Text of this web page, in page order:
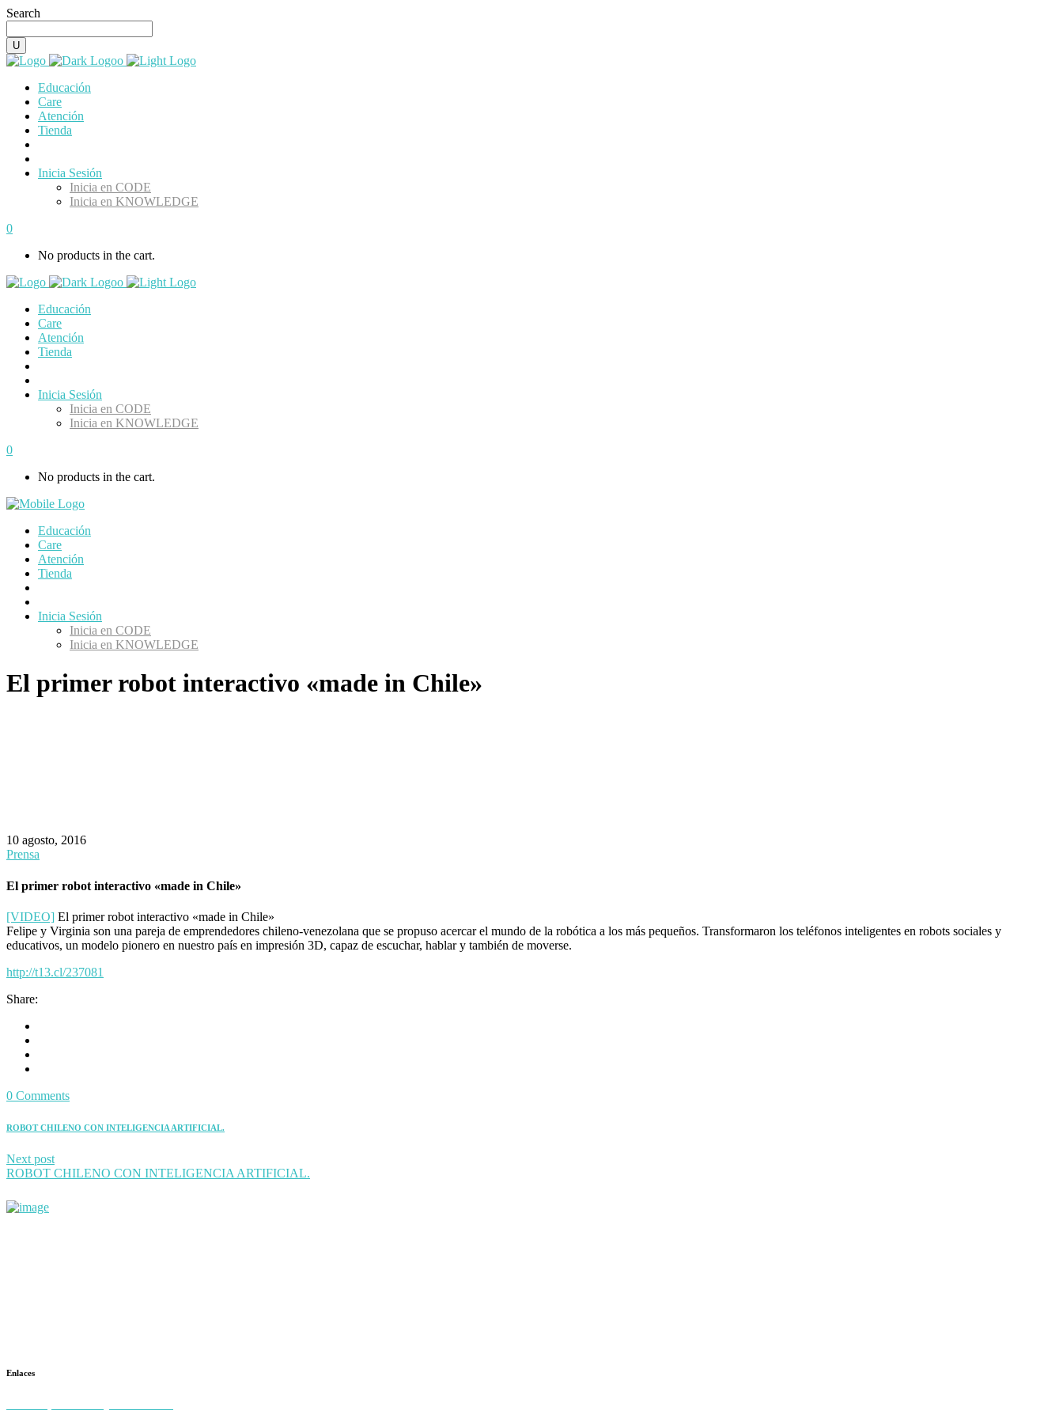
Search
Educación
Care
Atención
Tienda
Inicia Sesión
Inicia en CODE
Inicia en KNOWLEDGE
0
No products in the cart.
Educación
Care
Atención
Tienda
Inicia Sesión
Inicia en CODE
Inicia en KNOWLEDGE
0
No products in the cart.
Educación
Care
Atención
Tienda
Inicia Sesión
Inicia en CODE
Inicia en KNOWLEDGE
El primer robot interactivo «made in Chile»
10 agosto, 2016
Prensa
El primer robot interactivo «made in Chile»
[VIDEO] El primer robot interactivo «made in Chile»
Felipe y Virginia son una pareja de emprendedores chileno-venezolana que se propuso acercar el mundo de la robótica a los más pequeños. Transformaron los teléfonos inteligentes en robots sociales y
educativos, un modelo pionero en nuestro país en impresión 3D, capaz de escuchar, hablar y también de moverse.
http://t13.cl/237081
Share:
0 Comments
ROBOT CHILENO CON INTELIGENCIA ARTIFICIAL.
Next post
ROBOT CHILENO CON INTELIGENCIA ARTIFICIAL.
Enlaces